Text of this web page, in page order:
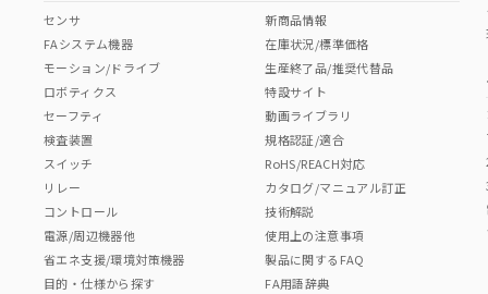
センサ
FAシステム機器
モーション/ドライブ
ロボティクス
セーフティ
検査装置
スイッチ
リレー
コントロール
電源/周辺機器他
省エネ支援/環境対策機器
目的・仕様から探す
新商品情報
在庫状況/標準価格
生産終了品/推奨代替品
特設サイト
動画ライブラリ
規格認証/適合
RoHS/REACH対応
カタログ/マニュアル訂正
技術解説
使用上の注意事項
製品に関するFAQ
FA用語辞典